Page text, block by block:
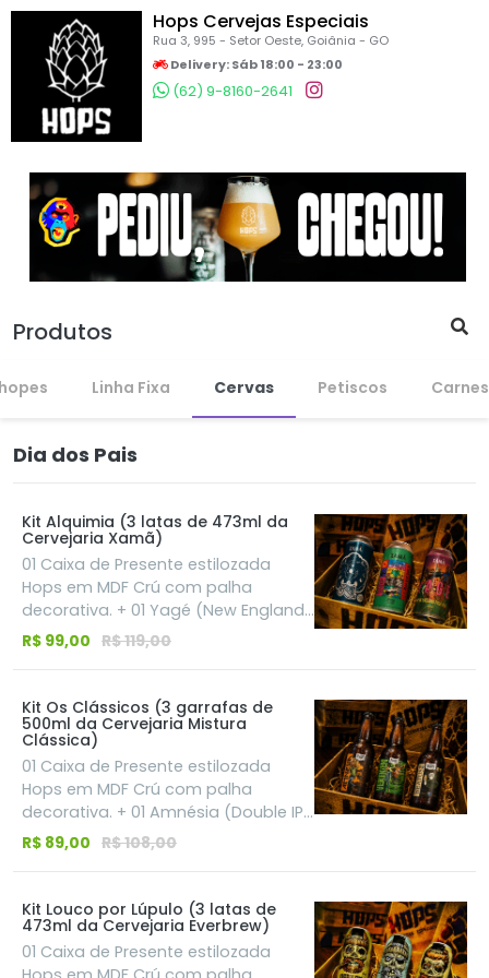
Hops Cervejas Especiais
Rua 3, 995 - Setor Oeste, Goiânia - GO
Delivery:Sáb 18:00 - 23:00
(62) 9-8160-2641
Produtos
Linha Fixa Cervas Petiscos Carnes
Dia dos Pais
Kit Alquimia (3 latas de 473ml da
Cervejaria Xamã)
01 Caixa de Presente estilozada
Hops em MDF Crú com palha
decorativa. + 01 Yagé (New England
Pale Ale | 5,5%): Super cremosa e
de aromas e sabores que lembram
pêssego, manga e frutas cítricas. +
01 Boiuna (German Pils | 5,0%): Feita
com um processo milenar que
realça sua cor dourada. Uma Pilsen
com aroma limpo de malte, notas
de casca de pão tostado, mel e um
Puro frescor em estado líquido! Traz
um aroma incrível de frutas
tropicais e cítricas, como limão-
R$ 99,00 R$ 119,00
Kit Os Clássicos (3 garrafas de
500ml da Cervejaria Mistura
Clássica)
01 Caixa de Presente estilozada
Hops em MDF Crú com palha
decorativa. + 01 Amnésia (Double IPA
| 9,0%): Dourada, 100% puro malte e
amargor marcante com aromas
intensos de lúpulos especiais. + 01
Vertigem (IPA | 6,5%): Uma IPA
clássica de corpo médio, clara e
R$ 89,00 R$ 108,00
Kit Louco por Lúpulo (3 latas de
473ml da Cervejaria Everbrew)
01 Caixa de Presente estilozada